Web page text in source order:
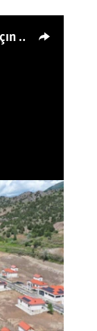
'Ya təklif olunan ev, ya status!' – Laçın köçkünü: 'Laçından başqa heç hara!'